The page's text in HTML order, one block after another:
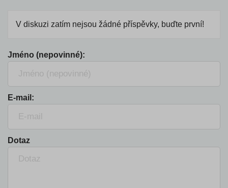
V diskuzi zatím nejsou žádné příspěvky, buďte první!
Jméno (nepovinné):
E-mail:
Dotaz